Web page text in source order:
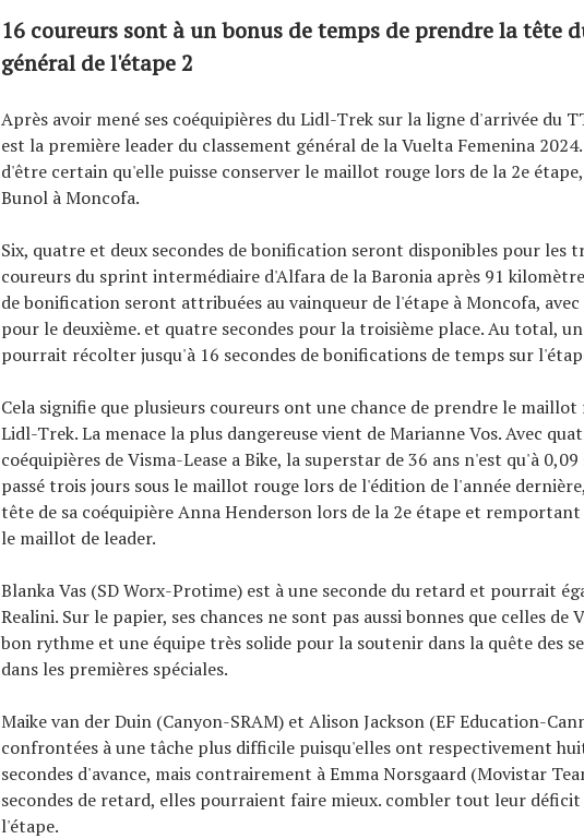
16 coureurs sont à un bonus de temps de prendre la tête
général de l'étape 2
Après avoir mené ses coéquipières du Lidl-Trek sur la ligne d'arrivée du
est la première leader du classement général de la Vuelta Femenina
d'être certain qu'elle puisse conserver le maillot rouge lors de la 2e
Bunol à Moncofa.
Six, quatre et deux secondes de bonification seront disponibles pour les
coureurs du sprint intermédiaire d'Alfara de la Baronia après 91
de bonification seront attribuées au vainqueur de l'étape à Moncofa, avec
pour le deuxième. et quatre secondes pour la troisième place. Au total,
pourrait récolter jusqu'à 16 secondes de bonifications de temps sur
Cela signifie que plusieurs coureurs ont une chance de prendre le maillot
Lidl-Trek. La menace la plus dangereuse vient de Marianne Vos. Avec
coéquipières de Visma-Lease a Bike, la superstar de 36 ans n'est qu'à 0,09
passé trois jours sous le maillot rouge lors de l'édition de l'année
tête de sa coéquipière Anna Henderson lors de la 2e étape et remportant
le maillot de leader.
Blanka Vas (SD Worx-Protime) est à une seconde du retard et pourrait
Realini. Sur le papier, ses chances ne sont pas aussi bonnes que celles de
bon rythme et une équipe très solide pour la soutenir dans la quête des
dans les premières spéciales.
Maike van der Duin (Canyon-SRAM) et Alison Jackson (EF Education-
confrontées à une tâche plus difficile puisqu'elles ont respectivement
secondes d'avance, mais contrairement à Emma Norsgaard (Movistar
secondes de retard, elles pourraient faire mieux. combler tout leur
l'étape.